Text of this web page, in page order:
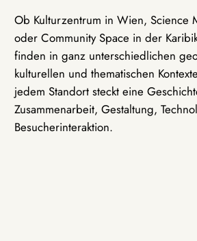
Ob Kulturzentrum in Wien, Science
oder Community Space in der
finden in ganz unterschiedlichen
kulturellen und thematischen
jedem Standort steckt eine
Zusammenarbeit, Gestaltung,
Besucherinteraktion.